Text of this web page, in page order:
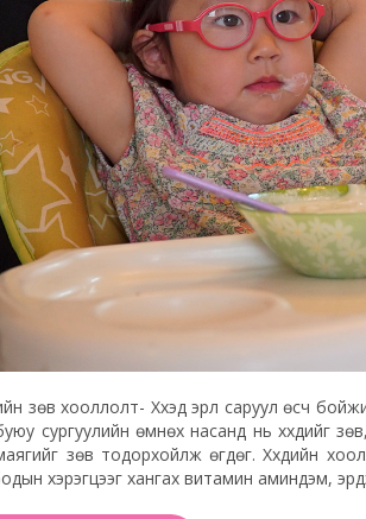
зөв хооллолт- Хүүхэд эрүүл саруул өсч
сургуулийн өмнөх насанд нь хүүхдийг
зөв тодорхойлж өгдөг. Хүүхдийн
хэрэгцээг хангах витамин аминдэм,